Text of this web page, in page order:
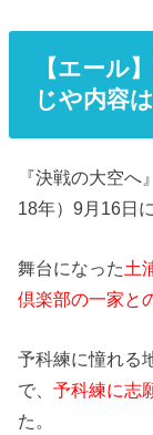
【エール
じや内容
『決戦の大空
18年）9月16日
舞台になった土
倶楽部の一家と
予科練に憧れる
で、予科練に志
た。